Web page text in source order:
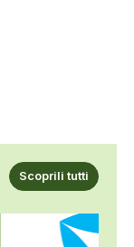
Scoprili tutti